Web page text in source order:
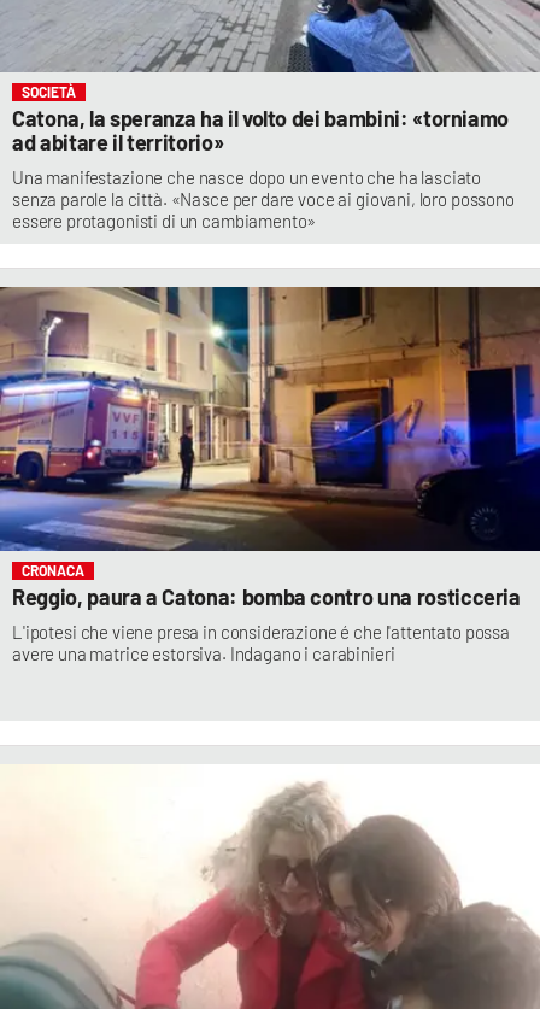
SOCIETÀ
Catona, la speranza ha il volto dei bambini: «torniamo
ad abitare il territorio»
Una manifestazione che nasce dopo un evento che ha lasciato
senza parole la città. «Nasce per dare voce ai giovani, loro possono
essere protagonisti di un cambiamento»
CRONACA
Reggio, paura a Catona: bomba contro una rosticceria
L'ipotesi che viene presa in considerazione é che l'attentato possa
avere una matrice estorsiva. Indagano i carabinieri